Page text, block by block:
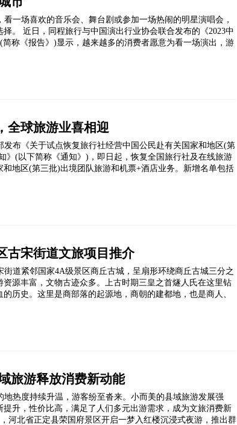
一场喜欢的音乐会、舞台剧或参加一场热闹的明星演唱会，
。 近日，同程旅行与中国演出行业协会联合发布的《2023中
称《报告》)显示，越来越多的消费者愿意为看一场演出，游
全球旅游业喜相迎
发布《关于试点恢复旅行社经营中国公民赴有关国家和地区(第
》(以下简称《通知》)，即日起，恢复全国旅行社及在线旅游
地区(第三批)出境团队旅游和机票+酒店业务。新增名单包括
古宋街道文旅项目推介
街道紧邻国家4A级景区商丘古城，呈扇形环绕商丘古城三分之
资源丰富，文物古迹众多。上古时期三皇之首燧人氏在这里钻
历史。这里是商部落的起源地，商朝的建都地，也是商人、
旅游释放消费新动能
地热度持续升温，游客纷至沓来。小而美的县域旅游发展强
升，性价比高，满足了人们多元出游需求，成为文旅消费新
河北省正定县荣国府景区开启一梦入红楼沉浸式夜游，推出群